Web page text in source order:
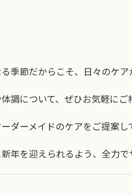
季節だからこそ、日々のケア
調について、ぜひお気軽にご
ダーメイドのケアをご提案し
年を迎えられるよう、全力で